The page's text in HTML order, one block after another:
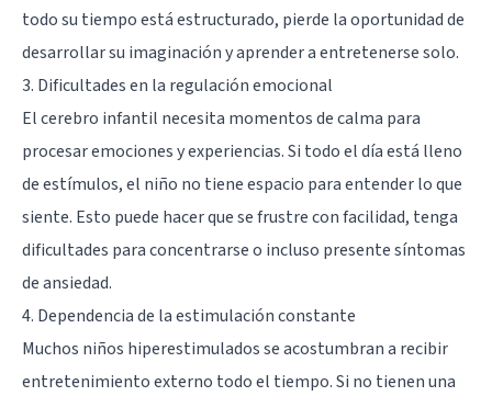
todo su tiempo está estructurado, pierde la oportunidad de
desarrollar su imaginación y aprender a entretenerse solo.
3. Dificultades en la regulación emocional
Elcerebro infantil necesita momentos de calma para
procesar emociones y experiencias. Si todo el día está lleno
de estímulos, el niño no tiene espacio para entender lo que
siente. Esto puede hacer que se frustre con facilidad, tenga
dificultades para concentrarse o incluso presente síntomas
de ansiedad.
4. Dependencia de la estimulación constante
Muchos niños hiperestimulados se acostumbran a recibir
entretenimiento externo todo el tiempo. Si no tienen una